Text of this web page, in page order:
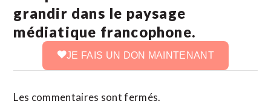
grandir dans le paysage
médiatique francophone.
JE FAIS UN DON MAINTENANT
Les commentaires sont fermés.